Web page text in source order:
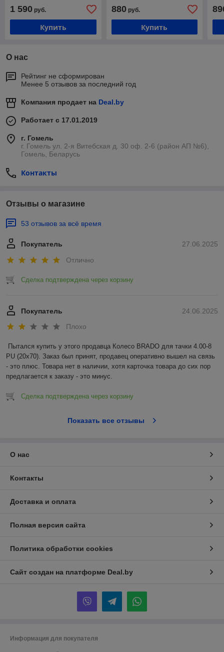
1 590 руб.
Купить
880руб.
Купить
О нас
Рейтинг не сформирован
Менее 5 отзывов за последний год
Компания продает на Deal.by
Работает с 17.01.2019
г. Гомель
г. Гомель ул. 2-я Витебская д. 30 оф. 2-6 (район АП №6),
Гомель, Беларусь
Контакты
Отзывы о магазине
53 отзывов за всё время
27.06.2025
Покупатель
Отлично
Сделка подтверждена через корзину
24.06.2025
Покупатель
Плохо
Пытался купить у этого продавца Колесо BRADO для тачки 4.00-8
PU (20x70). Заказ был принят, продавец оперативно вышел на связь
- это плюс. Товара нет в наличии, хотя карточка товара до сих пор
предлагается к заказу - это минус.
Сделка подтверждена через корзину
Показать все отзывы
О нас
Контакты
Доставка и оплата
Полная версия сайта
Политика обработки cookies
Сайт создан на платформе Deal.by
Информация для покупателя